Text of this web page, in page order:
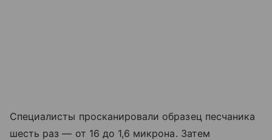
Специалисты просканировали образец песчаника
шесть раз — от 16 до 1,6 микрона. Затем